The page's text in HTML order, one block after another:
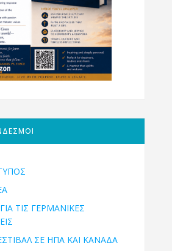
ΤΙΣ ΓΕΡΜΑΝΙΚΕΣ
ΣΕ ΗΠΑ ΚΑΙ ΚΑΝΑΔΑ